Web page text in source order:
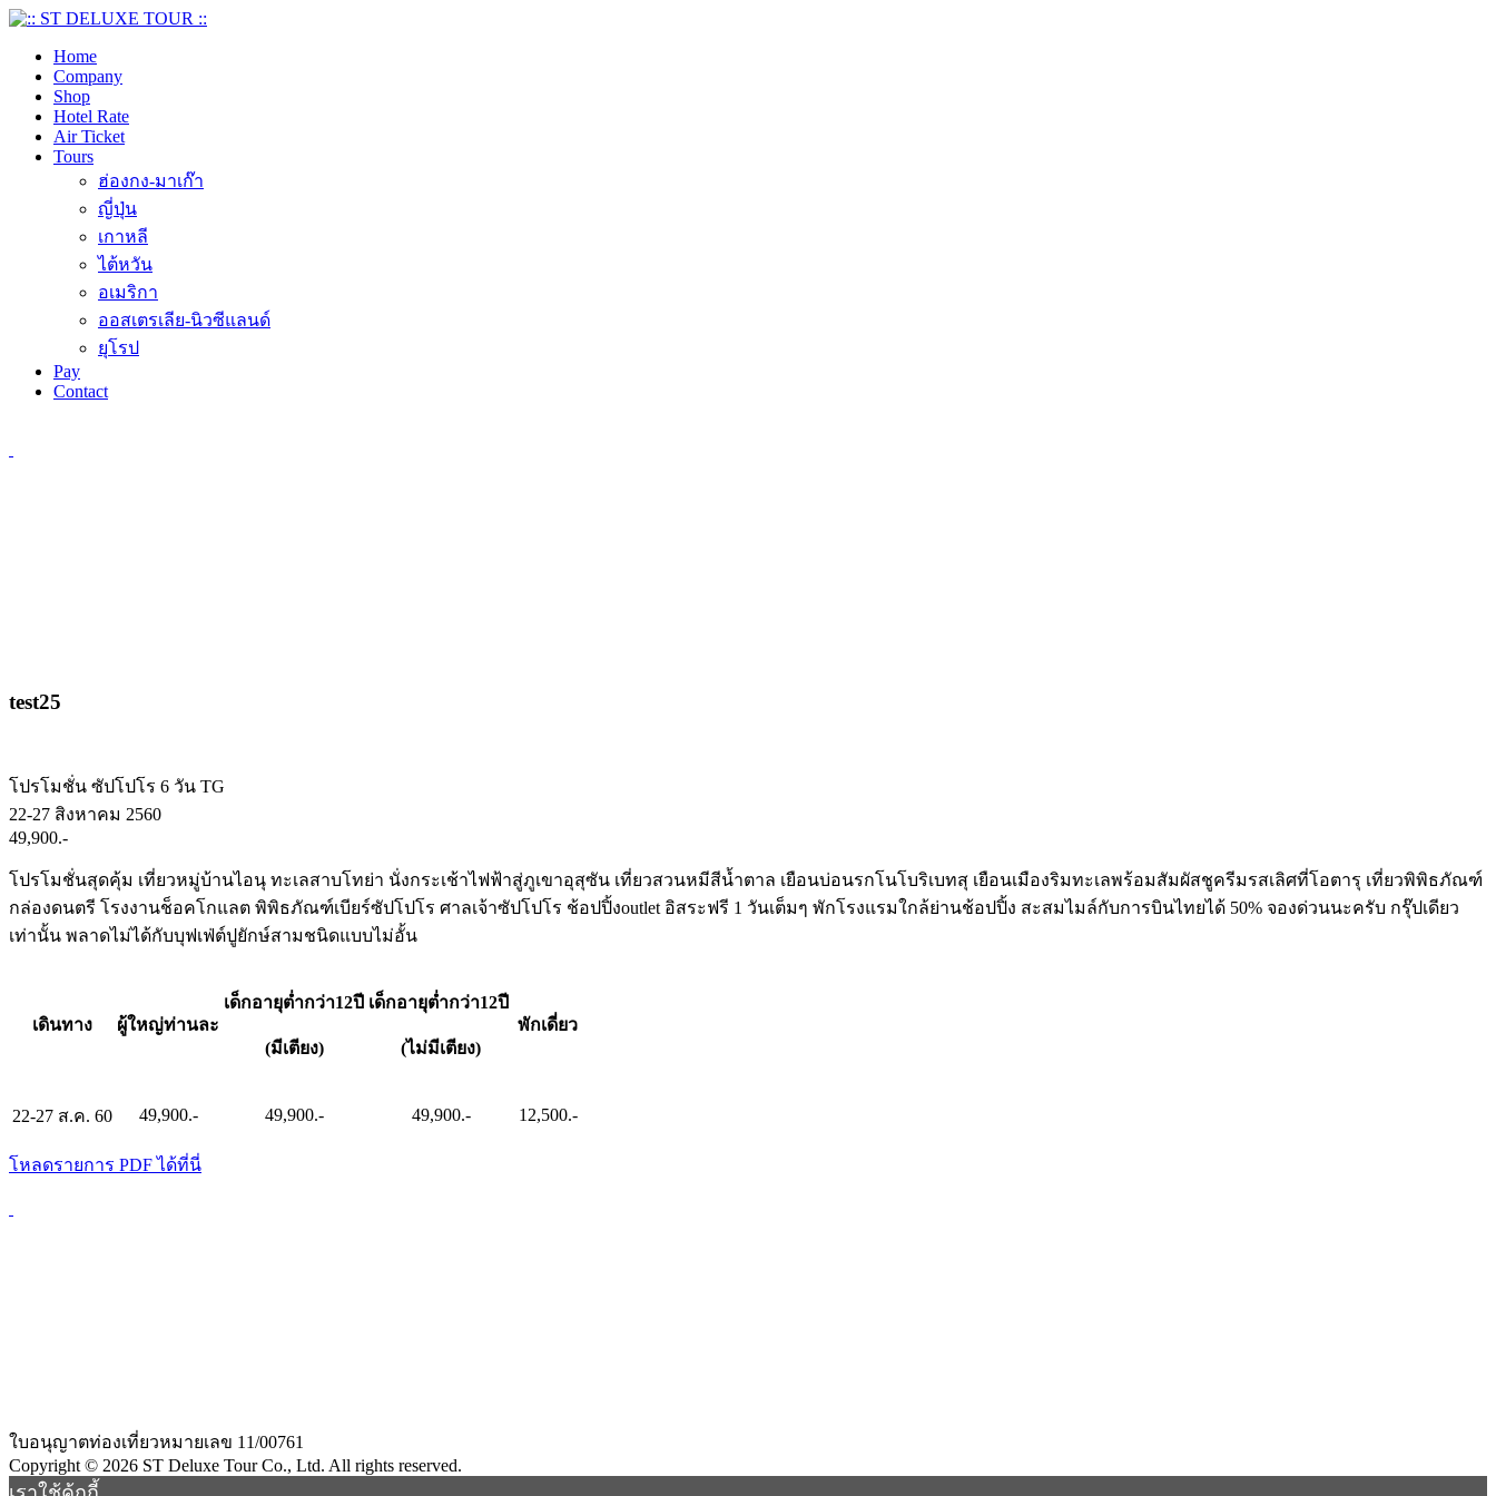
Home
Company
Shop
Hotel Rate
Air Ticket
Tours
ฮ่องกง-มาเก๊า
ญี่ปุ่น
เกาหลี
ไต้หวัน
อเมริกา
ออสเตรเลีย-นิวซีแลนด์
ยุโรป
Pay
Contact
test25
โปรโมชั่น ซัปโปโร 6 วัน TG
22-27 สิงหาคม 2560
49,900.-
โปรโมชั่นสุดคุ้ม เที่ยวหมู่บ้านไอนุ ทะเลสาบโทย่า นั่งกระเช้าไฟฟ้าสู่ภูเขาอุสุซัน เที่ยวสวนหมีสีน้ำตาล เยือนบ่อนรกโนโบริเบทสุ เยือนเมืองริมทะเลพร้อมสัมผัสชูครีมรสเลิศที่โอตารุ เที่ยวพิพิธภัณฑ์
กล่องดนตรี โรงงานช็อคโกแลต พิพิธภัณฑ์เบียร์ซัปโปโร ศาลเจ้าซัปโปโร ช้อปปิ้งoutlet อิสระฟรี 1 วันเต็มๆ พักโรงแรมใกล้ย่านช้อปปิ้ง สะสมไมล์กับการบินไทยได้ 50% จองด่วนนะครับ กรุ๊ปเดียว
เท่านั้น พลาดไม่ได้กับบุฟเฟ่ต์ปูยักษ์สามชนิดแบบไม่อั้น
เดินทาง ผู้ใหญ่ท่านละ
เด็กอายุต่ำกว่า12ปี
(มีเตียง)
เด็กอายุต่ำกว่า12ปี
(ไม่มีเตียง)
พักเดี่ยว
22-27 ส.ค. 60 49,900.- 49,900.- 49,900.- 12,500.-
โหลดรายการ PDF ได้ที่นี่
ใบอนุญาตท่องเที่ยวหมายเลข 11/00761
Copyright© 2026 ST Deluxe Tour Co., Ltd. All rights reserved.